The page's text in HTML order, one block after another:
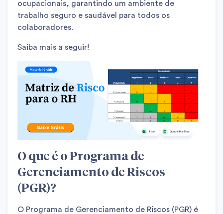
ocupacionais, garantindo um ambiente de
trabalho seguro e saudável para todos os
colaboradores.
Saiba mais a seguir!
O que é o Programa de
Gerenciamento de Riscos
(PGR)?
O Programa de Gerenciamento de Riscos (PGR) é